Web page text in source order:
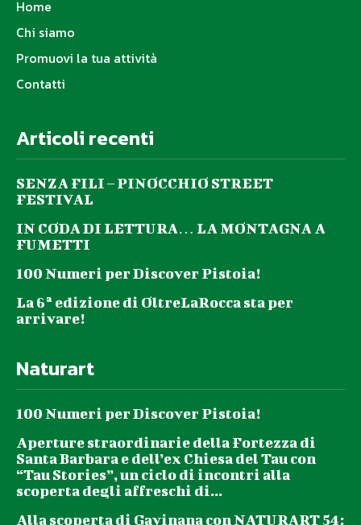
Home
Chi siamo
Promuovi la tua attività
Contatti
Articoli recenti
SENZA FILI – PINOCCHIO STREET
FESTIVAL
IN CODA DI LETTURA… LA MONTAGNA A
FUMETTI
100 Numeri per Discover Pistoia!
La 6ª edizione di OltreLaRocca sta per
arrivare!
Naturart
100 Numeri per Discover Pistoia!
Aperture straordinarie della Fortezza di
Santa Barbara e dell’ex Chiesa del Tau con
“Tau Stories”, un ciclo di incontri alla
scoperta degli affreschi di...
Alla scoperta di Gavinana con NATURART 54: